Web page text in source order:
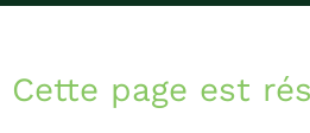
Cette page est